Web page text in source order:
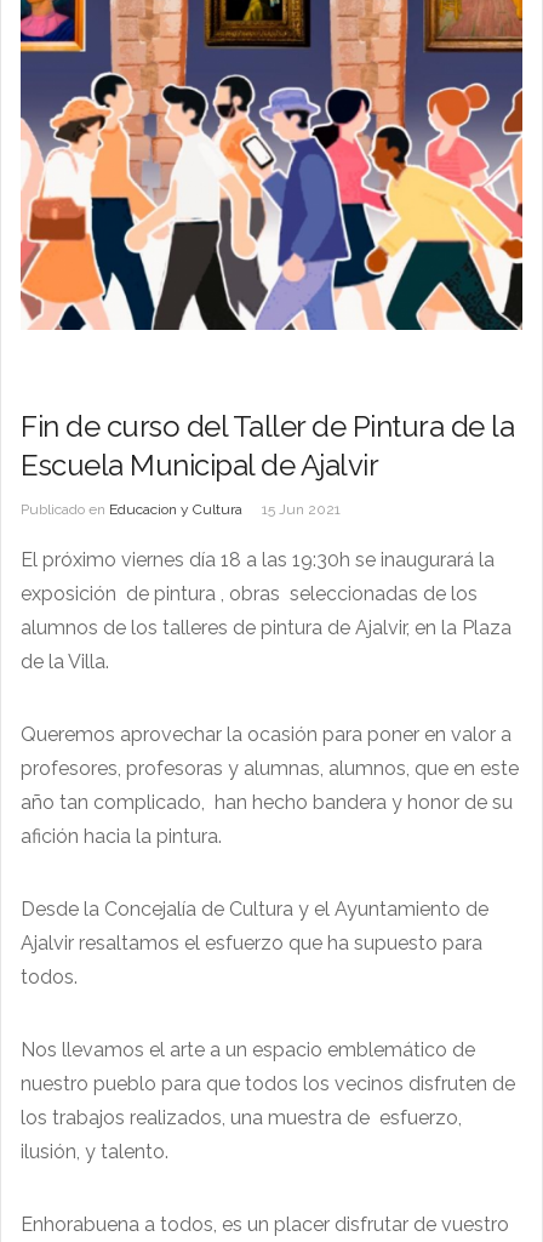
Fin de curso del Taller de Pintura de la
Escuela Municipal de Ajalvir
Publicado en Educacion y Cultura 15 Jun 2021
El próximo viernes día 18 a las 19:30h se inaugurará la
exposición de pintura , obras seleccionadas de los
alumnos de los talleres de pintura de Ajalvir, en la Plaza
de la Villa.
Queremos aprovechar la ocasión para poner en valor a
profesores, profesoras y alumnas, alumnos, que en este
año tan complicado, han hecho bandera y honor de su
afición hacia la pintura.
Desde la Concejalía de Cultura y el Ayuntamiento de
Ajalvir resaltamos el esfuerzo que ha supuesto para
todos.
Nos llevamos el arte a un espacio emblemático de
nuestro pueblo para que todos los vecinos disfruten de
los trabajos realizados, una muestra de esfuerzo,
ilusión, y talento.
Enhorabuena a todos, es un placer disfrutar de vuestro